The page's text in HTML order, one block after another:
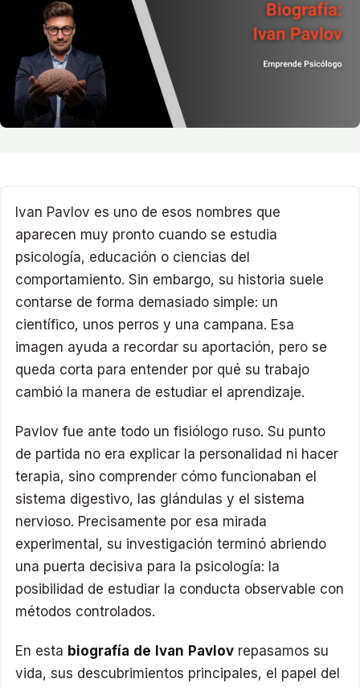
Ivan Pavlov es uno de esos nombres que
aparecen muy pronto cuando se estudia
psicología, educación o ciencias del
comportamiento. Sin embargo, su historia suele
contarse de forma demasiado simple: un
científico, unos perros y una campana. Esa
imagen ayuda a recordar su aportación, pero se
queda corta para entender por qué su trabajo
cambió la manera de estudiar el aprendizaje.
Pavlov fue ante todo un fisiólogo ruso. Su punto
de partida no era explicar la personalidad ni hacer
terapia, sino comprender cómo funcionaban el
sistema digestivo, las glándulas y el sistema
nervioso. Precisamente por esa mirada
experimental, su investigación terminó abriendo
una puerta decisiva para la psicología: la
posibilidad de estudiar la conducta observable con
métodos controlados.
En esta biografía de Ivan Pavlov repasamos su
vida, sus descubrimientos principales, el papel del